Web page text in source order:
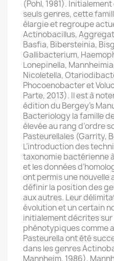
(Pohl, 1981).
seuls genres, cette
élargie et regroupe
Actinobacillus,
Basfia, Bibersteinia,
Gallibacterium,
Lonepinella,
Nicoletella,
Phocoenobacter et
Parte, 2013). Il est à
édition du Bergey’s
Bacteriology la famille
élevée au rang d’ordre
Pasteurellales (Garrity,
L’introduction des
taxonomie bactérienne
et les données
ont permis une
définir la position des
aux autres. Leur
évolution et un certain
initialement décrites
phénotypiques comme
Pasteurella ont été
dans les genres
Mannheim, 1986),